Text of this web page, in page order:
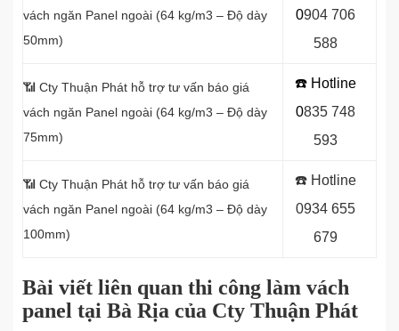
vách ngăn Panel ngoài (64 kg/m3 – Độ dày
50mm)
0904 706
588
📶 Cty Thuận Phát hỗ trợ tư vấn báo giá
vách ngăn Panel ngoài (64 kg/m3 – Độ dày
75mm)
☎️ Hotline
0835 748
593
📶 Cty Thuận Phát hỗ trợ tư vấn báo giá
vách ngăn Panel ngoài (64 kg/m3 – Độ dày
100mm)
☎️ Hotline
0934 655
679
Bài viết liên quan thi công làm vách
panel tại Bà Rịa của Cty Thuận Phát